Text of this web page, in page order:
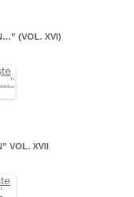
(VOL. XVI)
VOL. XVII